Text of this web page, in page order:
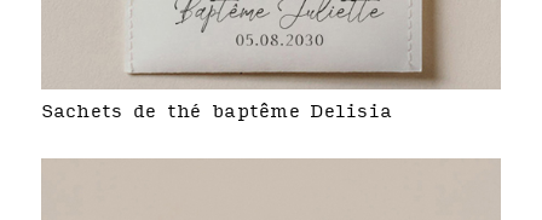
Sachets de thé baptême Delisia